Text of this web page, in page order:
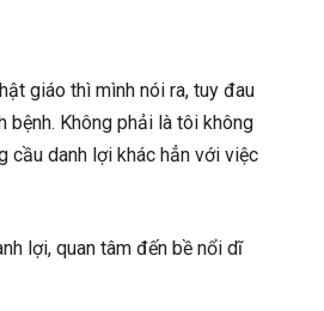
giáo thì mình nói ra, tuy đau
bệnh. Không phải là tôi không
cầu danh lợi khác hẳn với việc
lợi, quan tâm đến bề nổi dĩ